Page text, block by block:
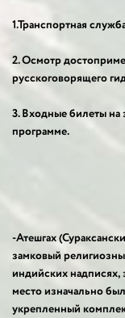
1.Транспортная
2. Осмотр
русскоговорящего
3. Входные билеты
программе.
-Атешгах
замковый
индийских надписях,
место изначально
укрепленный